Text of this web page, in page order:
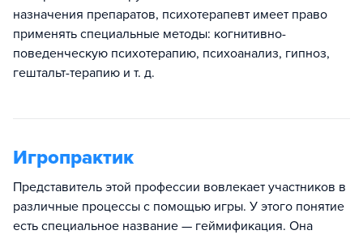
назначения препаратов, психотерапевт имеет право
применять специальные методы: когнитивно-
поведенческую психотерапию, психоанализ, гипноз,
гештальт-терапию и т. д.
Игропрактик
Представитель этой профессии вовлекает участников в
различные процессы с помощью игры. У этого понятие
есть специальное название — геймификация. Она